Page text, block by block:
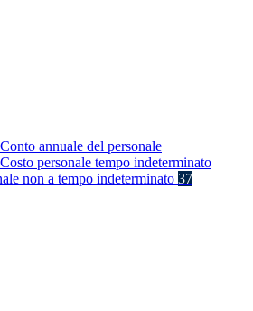
Conto annuale del personale
Costo personale tempo indeterminato
non a tempo indeterminato 37